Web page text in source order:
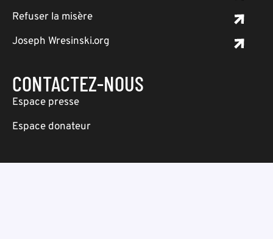
Refuser la misère
Joseph Wresinski.org
CONTACTEZ-NOUS
Espace presse
Espace donateur